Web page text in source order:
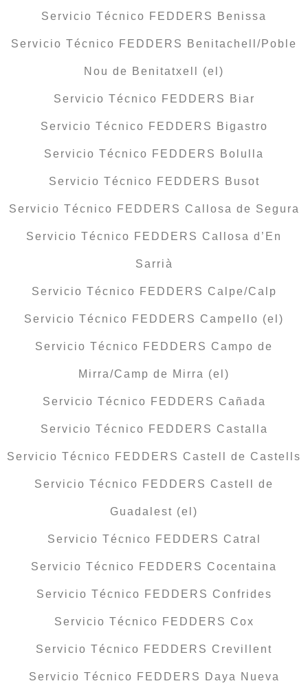
Servicio Técnico FEDDERS Benissa
Servicio Técnico FEDDERS Benitachell/Poble
Nou de Benitatxell (el)
Servicio Técnico FEDDERS Biar
Servicio Técnico FEDDERS Bigastro
Servicio Técnico FEDDERS Bolulla
Servicio Técnico FEDDERS Busot
Servicio Técnico FEDDERS Callosa de Segura
Servicio Técnico FEDDERS Callosa d’En
Sarrià
Servicio Técnico FEDDERS Calpe/Calp
Servicio Técnico FEDDERS Campello (el)
Servicio Técnico FEDDERS Campo de
Mirra/Camp de Mirra (el)
Servicio Técnico FEDDERS Cañada
Servicio Técnico FEDDERS Castalla
Servicio Técnico FEDDERS Castell de Castells
Servicio Técnico FEDDERS Castell de
Guadalest (el)
Servicio Técnico FEDDERS Catral
Servicio Técnico FEDDERS Cocentaina
Servicio Técnico FEDDERS Confrides
Servicio Técnico FEDDERS Cox
Servicio Técnico FEDDERS Crevillent
Servicio Técnico FEDDERS Daya Nueva